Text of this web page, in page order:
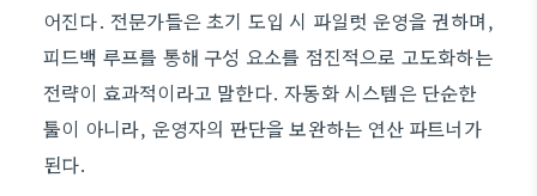
어진다. 전문가들은 초기 도입 시 파일럿 운영을 권하며,
피드백 루프를 통해 구성 요소를 점진적으로 고도화하는
전략이 효과적이라고 말한다. 자동화 시스템은 단순한
툴이 아니라, 운영자의 판단을 보완하는 연산 파트너가
된다.